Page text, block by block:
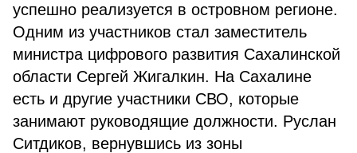
успешно реализуется в островном регионе.
Одним из участников стал заместитель
министра цифрового развития Сахалинской
области Сергей Жигалкин. На Сахалине
есть и другие участники СВО, которые
занимают руководящие должности. Руслан
Ситдиков, вернувшись из зоны